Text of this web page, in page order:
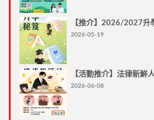
【推介】2026/2027升
2026-05-19
【活動推介】法律新鮮
2026-06-08